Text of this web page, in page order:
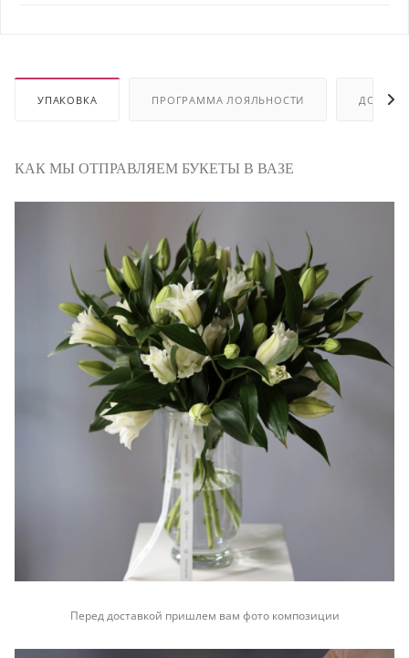
УПАКОВКА ПРОГРАММА ЛОЯЛЬНОСТИ
КАК МЫ ОТПРАВЛЯЕМ БУКЕТЫ В ВАЗЕ
Перед доставкой пришлем вам фото композиции